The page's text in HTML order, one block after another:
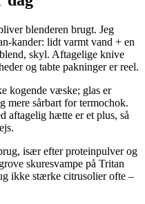
blenderen brugt. Jeg
kander: lidt varmt vand + en
skyl. Aftagelige knive
og tabte pakninger er reel.
kogende væske; glas er
mere sårbart for termochok.
aftagelig hætte er et plus, så
især efter proteinpulver og
skuresvampe på Tritan
ikke stærke citrusolier ofte –